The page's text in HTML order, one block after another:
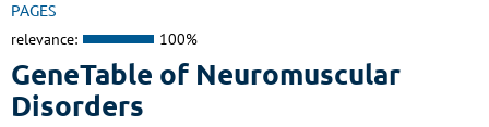
PAGES
relevance: 100%
GeneTable of Neuromuscular
Disorders